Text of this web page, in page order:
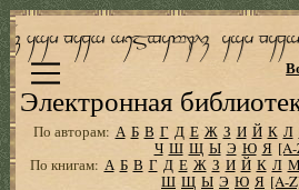
Электронная
По авторам: А Б В Г Д Е Ж З И Й К Л
Ч Ш Щ Ы Э Ю Я
По книгам: А Б В Г Д Е Ж З И Й К Л М
Ш Щ Ы Э Ю Я [A-